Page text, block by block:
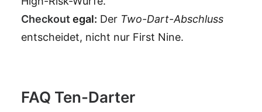
Checkout egal: Der Two-Dart-Abschluss
entscheidet, nicht nur First Nine.
FAQ Ten-Darter